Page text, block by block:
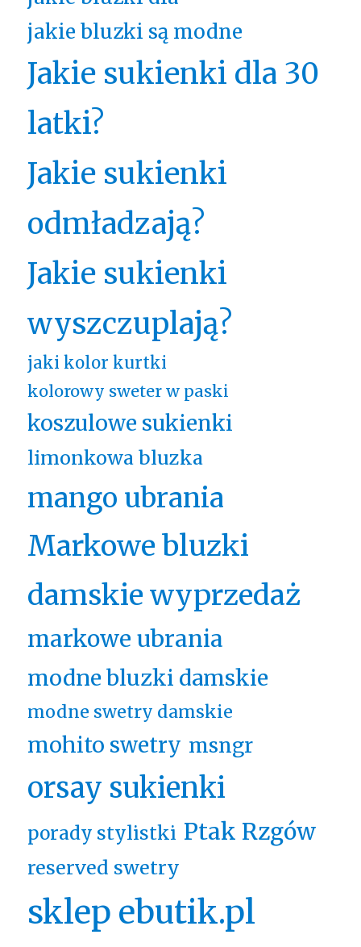
jakie bluzki są modne
Jakie sukienki dla 30
latki?
Jakie sukienki
odmładzają?
Jakie sukienki
wyszczuplają?
jaki kolor kurtki
kolorowy sweter w paski
koszulowe sukienki
limonkowa bluzka
mango ubrania
Markowe bluzki
damskie wyprzedaż
markowe ubrania
modne bluzki damskie
modne swetry damskie
mohito swetry msngr
orsay sukienki
porady stylistki Ptak Rzgów
reserved swetry
sklep ebutik.pl